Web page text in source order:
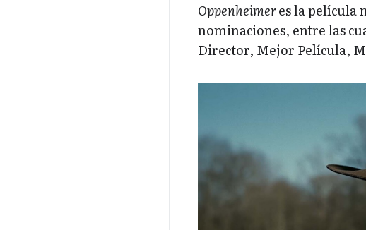
Oppenheimeres la película
nominaciones, entre las
Director, Mejor Película,